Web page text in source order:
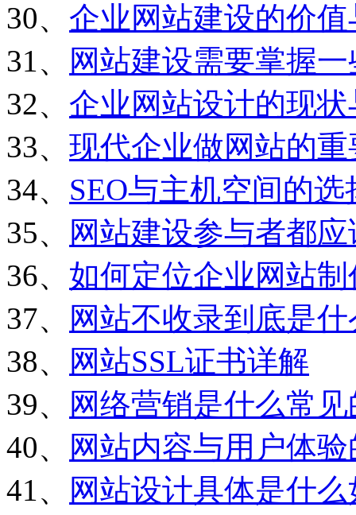
30、 企业网站建设的价
31、
网站建设需要掌握
32、 企业网站设计的现
33、 现代企业做网站的重
34、 SEO与主机空间的选
35、
网站建设参与者都
36、 如何定位企业网站
37、
网站不收录到底是
38、
网站SSL证书详解
39、
网络营销是什么常
40、
网站内容与用户体
41、
网站设计具体是什